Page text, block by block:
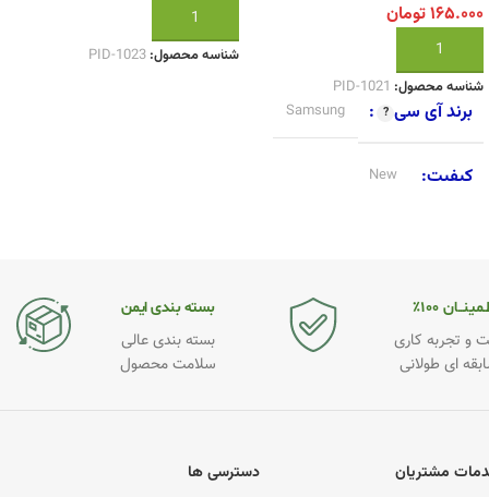
۱۶۵.۰۰۰تومان
افزودن به سبد خرید
شناسه محصول: PID-1021
برند آی سی Samsung
کیفیت New
افزودن به سبد خرید
شناسه محصول: PID-1023
۱۰۰٪
و تجربه کاری
ای طولانی
بسته بندی ایمن
بسته بندی عالی
سلامت محصول
مشتریان
دسترسی ها